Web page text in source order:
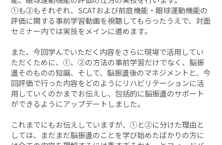
①も②もそれぞれ、SCATおよび前庭機能・眼球運動機能の
評価に関する事前学習動画を視聴してもらったうえで、対面
セミナー内では実技をメインに進めます。
また、今回学んでいただく内容をさらに現場で活用してい
ただくために、①、②の方法の事前学習だけでなく、脳振
盪そのものの知識、そして、脳振盪後のマネジメントと、今
回評価で行った内容をどのようにリハビリテーションに活
用していくのかまでお伝えし、包括的に脳振盪のサポート
ができるようにアップデートしました。
これまでにもお伝えしていますが、①と②に分けた理由と
しては、まだまだ脳振盪のことを学び始めたばかりの方に